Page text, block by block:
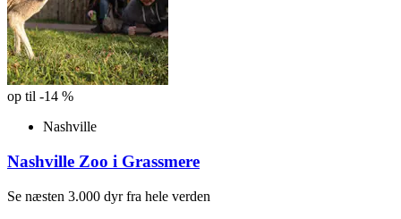
op til -14 %
Nashville
Nashville Zoo i Grassmere
Se næsten 3.000 dyr fra hele verden